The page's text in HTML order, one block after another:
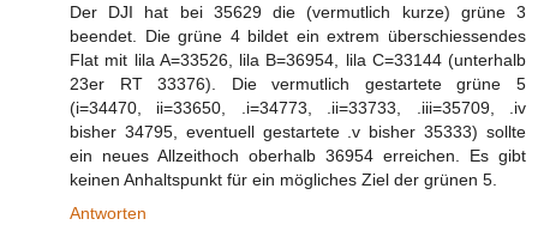
Der DJI hat bei 35629 die (vermutlich kurze) grüne 3
beendet. Die grüne 4 bildet ein extrem überschiessendes
Flat mit lila A=33526, lila B=36954, lila C=33144 (unterhalb
23er RT 33376). Die vermutlich gestartete grüne 5
(i=34470, ii=33650, .i=34773, .ii=33733, .iii=35709, .iv
bisher 34795, eventuell gestartete .v bisher 35333) sollte
ein neues Allzeithoch oberhalb 36954 erreichen. Es gibt
keinen Anhaltspunkt für ein mögliches Ziel der grünen 5.
Antworten